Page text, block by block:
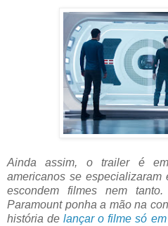
Ainda assim, o trailer é
americanos se especializaram
escondem filmes nem
Paramount ponha a mão na
história delançar o filme só